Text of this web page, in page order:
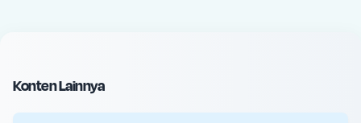
c
e
Konten Lainnya